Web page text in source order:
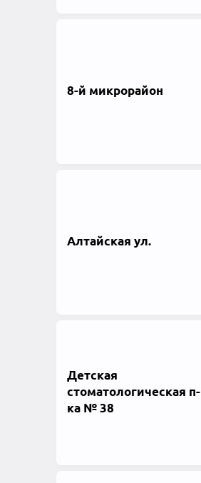
8-й микрорайон
Алтайская ул.
Детская
стоматологическая п-
ка № 38